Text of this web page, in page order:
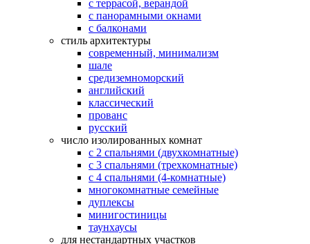
с террасой, верандой
с панорамными окнами
с балконами
стиль архитектуры
современный, минимализм
шале
средиземноморский
английский
классический
прованс
русский
число изолированных комнат
с 2 спальнями (двухкомнатные)
с 3 спальнями (трехкомнатные)
с 4 спальнями (4-комнатные)
многокомнатные семейные
дуплексы
минигостиницы
таунхаусы
для нестандартных участков